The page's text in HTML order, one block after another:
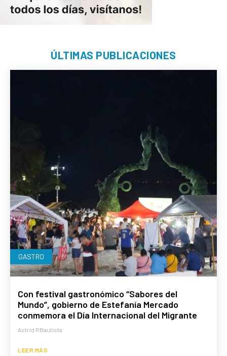
ÚLTIMAS PUBLICACIONES
GASTRO
Con festival gastronómico “Sabores del
Mundo”, gobierno de Estefanía Mercado
conmemora el Día Internacional del Migrante
Astrid RBautista
LEER MÁS